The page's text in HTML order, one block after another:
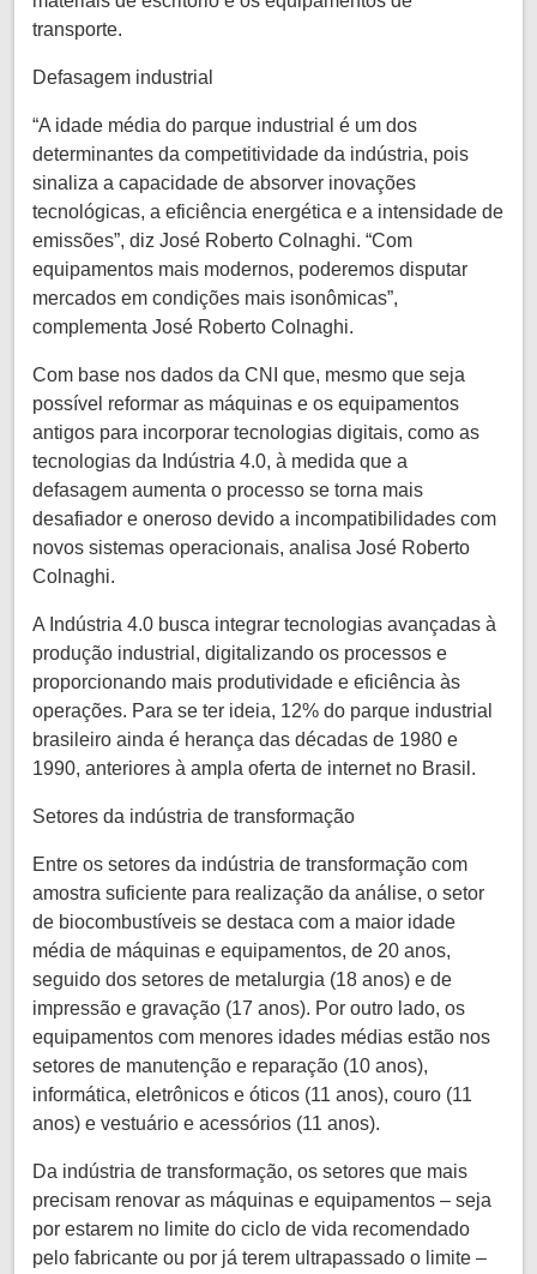
transporte.
Defasagem industrial
“A idade média do parque industrial é um dos
determinantes da competitividade da indústria, pois
sinaliza a capacidade de absorver inovações
tecnológicas, a eficiência energética e a intensidade de
emissões”, diz José Roberto Colnaghi. “Com
equipamentos mais modernos, poderemos disputar
mercados em condições mais isonômicas”,
complementa José Roberto Colnaghi.
Com base nos dados da CNI que, mesmo que seja
possível reformar as máquinas e os equipamentos
antigos para incorporar tecnologias digitais, como as
tecnologias da Indústria 4.0, à medida que a
defasagem aumenta o processo se torna mais
desafiador e oneroso devido a incompatibilidades com
novos sistemas operacionais, analisa José Roberto
Colnaghi.
A Indústria 4.0 busca integrar tecnologias avançadas à
produção industrial, digitalizando os processos e
proporcionando mais produtividade e eficiência às
operações. Para se ter ideia, 12% do parque industrial
brasileiro ainda é herança das décadas de 1980 e
1990, anteriores à ampla oferta de internet no Brasil.
Setores da indústria de transformação
Entre os setores da indústria de transformação com
amostra suficiente para realização da análise, o setor
de biocombustíveis se destaca com a maior idade
média de máquinas e equipamentos, de 20 anos,
seguido dos setores de metalurgia (18 anos) e de
impressão e gravação (17 anos). Por outro lado, os
equipamentos com menores idades médias estão nos
setores de manutenção e reparação (10 anos),
informática, eletrônicos e óticos (11 anos), couro (11
anos) e vestuário e acessórios (11 anos).
Da indústria de transformação, os setores que mais
precisam renovar as máquinas e equipamentos – seja
por estarem no limite do ciclo de vida recomendado
pelo fabricante ou por já terem ultrapassado o limite –